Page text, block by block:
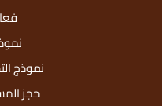
نموذج
حجز